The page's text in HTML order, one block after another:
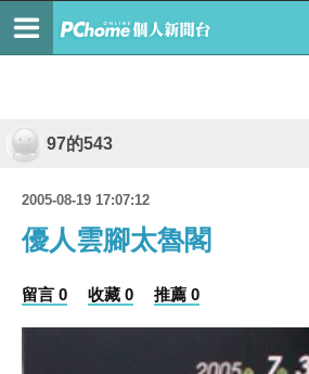
97的543
2005-08-19 17:07:12
優人雲腳太魯閣
留言 0 收藏 0 推薦 0